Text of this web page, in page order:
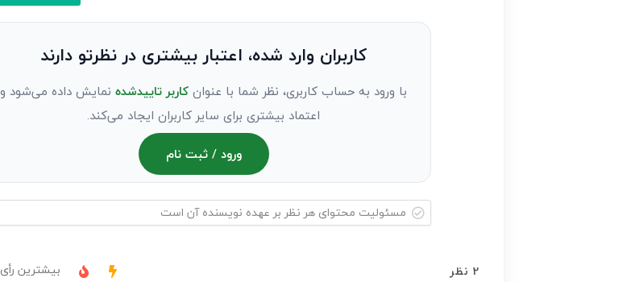
نظر
مهمان)*
کاربران وارد شده، اعتبار بیشتری در نظرتو دارند
با ورود به حساب کاربری، نظر شما با عنوانکاربر تاییدشدهنمایش داده می‌شود و
اعتماد بیشتری برای سایر کاربران ایجاد می‌کند.
ورود / ثبت نام
2 نظر بیشترین رأی